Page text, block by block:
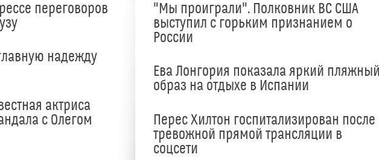
переговоров
надежду
актриса
с Олегом
"Мы проиграли". Полковник ВС США
выступил с горьким признанием о
России
Ева Лонгория показала яркий пляжный
образ на отдыхе в Испании
Перес Хилтон госпитализирован после
тревожной прямой трансляции в
соцсети